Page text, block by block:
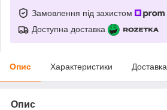
Замовлення під захистом
Доступна доставка
Опис Характеристики Доставка
Опис